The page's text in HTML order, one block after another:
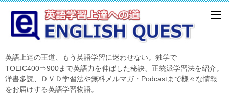
英語上達の王道、もう英語学習に迷わせない。独学で
TOEIC400⇒900まで英語力を伸ばした秘訣、正統派学習法を紹介。
洋書多読、ＤＶＤ学習法や無料メルマガ・Podcastまで様々な情報
をお届けする英語学習物語。